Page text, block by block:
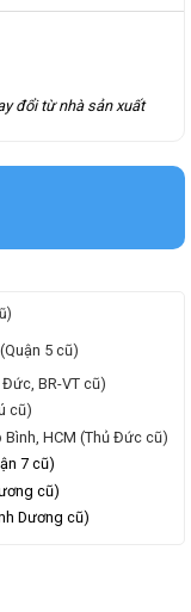
đổi từ nhà sản xuất
(Quận 5 cũ)
Đức, BR-VT cũ)
cũ)
Bình, HCM (Thủ Đức cũ)
7 cũ)
cũ)
Dương cũ)